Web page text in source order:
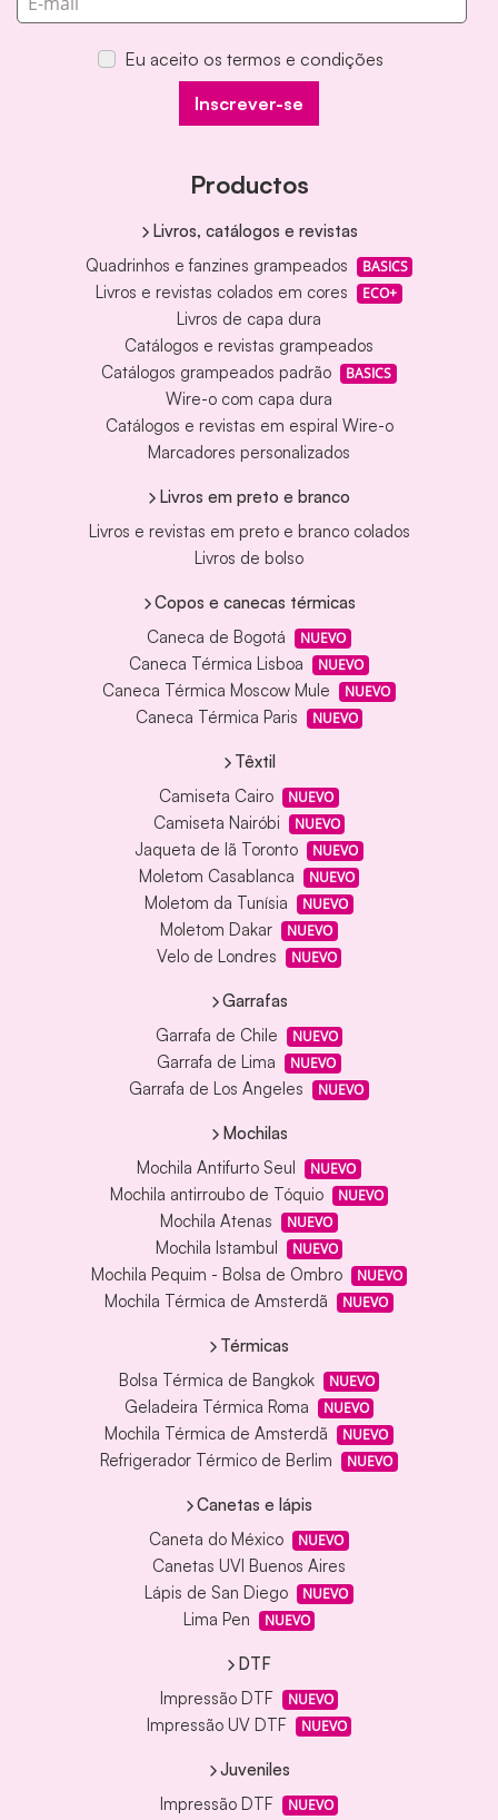
Eu aceito os termos e condições
Inscrever-se
Productos
Livros, catálogos e revistas
Quadrinhos e fanzines grampeados
BASICS
Livros e revistas colados em cores ECO+
Livros de capa dura
Catálogos e revistas grampeados
Catálogos grampeados padrão
BASICS
Wire-o com capa dura
Catálogos e revistas em espiral Wire-o
Marcadores personalizados
Livros em preto e branco
Livros e revistas em preto e branco colados
Livros de bolso
Copos e canecas térmicas
Caneca de Bogotá
NUEVO
Caneca Térmica Lisboa NUEVO
Caneca Térmica Moscow Mule NUEVO
Caneca Térmica Paris NUEVO
Têxtil
Camiseta Cairo
NUEVO
Camiseta Nairóbi NUEVO
Jaqueta de lã Toronto NUEVO
Moletom Casablanca NUEVO
Moletom da Tunísia NUEVO
Moletom Dakar NUEVO
Velo de Londres NUEVO
Garrafas
Garrafa de Chile
NUEVO
Garrafa de Lima NUEVO
Garrafa de Los Angeles NUEVO
Mochilas
Mochila Antifurto Seul
NUEVO
Mochila antirroubo de Tóquio NUEVO
Mochila Atenas NUEVO
Mochila Istambul NUEVO
Mochila Pequim - Bolsa de Ombro NUEVO
Mochila Térmica de Amsterdã NUEVO
Térmicas
Bolsa Térmica de Bangkok
NUEVO
Geladeira Térmica Roma NUEVO
Mochila Térmica de Amsterdã NUEVO
Refrigerador Térmico de Berlim NUEVO
Canetas e lápis
Caneta do México
NUEVO
Canetas UVI Buenos Aires
Lápis de San Diego
NUEVO
Lima Pen NUEVO
DTF
Impressão DTF
NUEVO
Impressão UV DTF NUEVO
Juveniles
Impressão DTF
NUEVO